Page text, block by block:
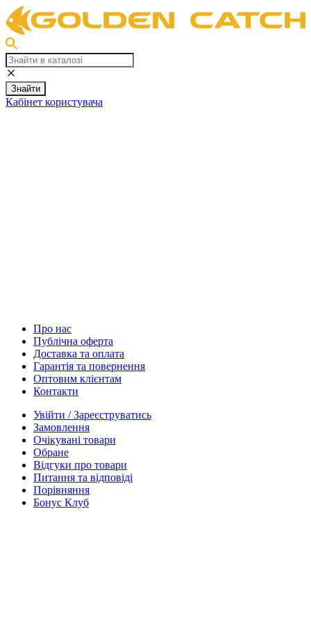
Знайти
Кабінет користувача
Про нас
Публічна оферта
Доставка та оплата
Гарантія та повернення
Оптовим клієнтам
Контакти
Увійти / Зареєструватись
Замовлення
Очікувані товари
Обране
Відгуки про товари
Питання та відповіді
Порівняння
Бонус Клуб